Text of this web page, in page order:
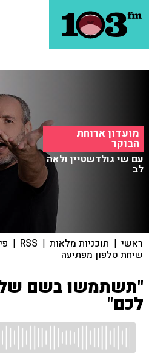
מועדון ארוחת
הבוקר
עם שי גולדשטיין ולאה
לב
ראשי | תוכניות מלאות |
RSS
|
שיחת טלפון מפתיעה
"תשתמשו בשם
לכם"